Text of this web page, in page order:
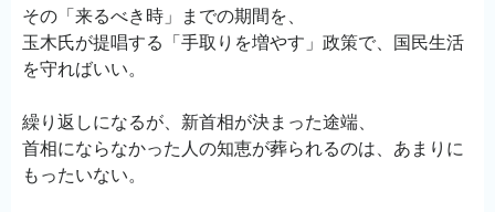
その「来るべき時」までの期間を、
玉木氏が提唱する「手取りを増やす」政策で、国民生活
を守ればいい。
繰り返しになるが、新首相が決まった途端、
首相にならなかった人の知恵が葬られるのは、あまりに
もったいない。